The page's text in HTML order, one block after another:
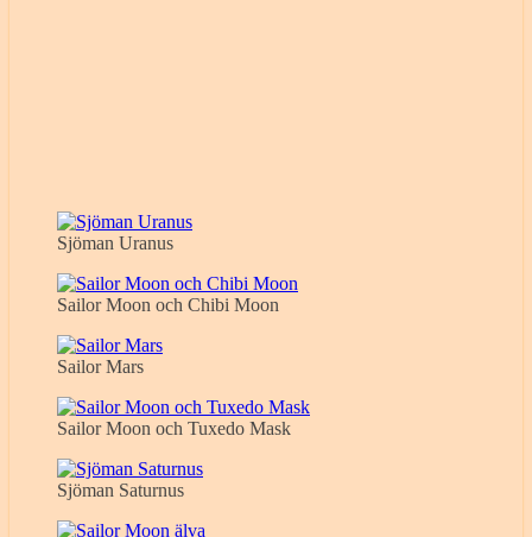
Sjöman Uranus
Sailor Moon och Chibi Moon
Sailor Mars
Sailor Moon och Tuxedo Mask
Sjöman Saturnus